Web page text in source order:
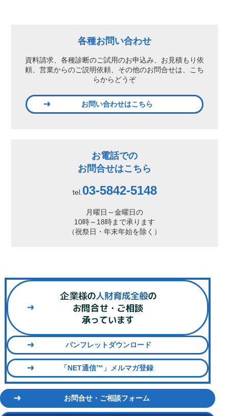
各種お問い合わせ
資料請求、各種診断のご試用のお申込み、 お見積もり依
頼、営業からのご説明依頼、 その他のお問合せは、こち
らからどうぞ
お問い合わせはこちら
お電話での
お問合せはこちら
tel.03-5842-5148
月曜日～金曜日の
10時～18時まで承ります
（祝祭日・年末年始を除く）
パンフレットダウンロード
「NET通信™」メルマガ登録
お問合せ・ご相談フォーム